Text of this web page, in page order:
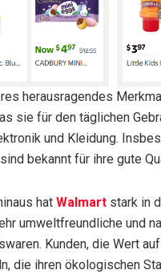
herausragendes
sie für den täglichen
und Kleidung.
sind bekannt für ihre gute
hat Walmart stark in
umweltfreundliche und
Kunden, die Wert
die ihren ökologischen